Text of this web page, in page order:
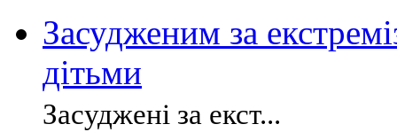
Засудженим за
дітьми
Засуджені за екст...